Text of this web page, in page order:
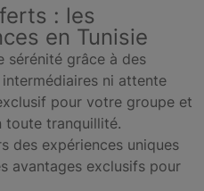
: les
en Tunisie
sérénité grâce à des
ni attente
pour votre groupe et
toute tranquillité.
des expériences uniques
avantages exclusifs pour